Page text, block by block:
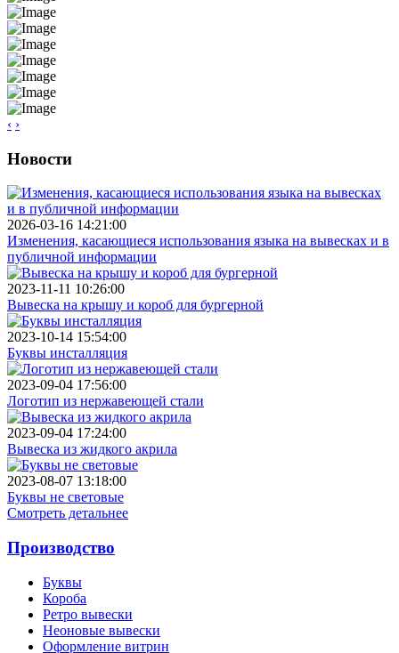
‹ ›
Новости
2026-03-16 14:21:00
Изменения, касающиеся использования языка на вывесках и в
публичной информации
2023-11-11 10:26:00
Вывеска на крышу и короб для бургерной
2023-10-14 15:54:00
Буквы инсталляция
2023-09-04 17:56:00
Логотип из нержавеющей стали
2023-09-04 17:24:00
Вывеска из жидкого акрила
2023-08-07 13:18:00
Буквы не световые
Смотреть детальнее
Производство
Буквы
Короба
Ретро вывески
Неоновые вывески
Оформление витрин